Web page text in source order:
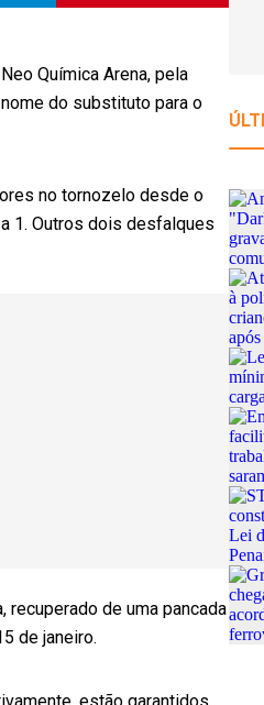
Química Arena, pela
do substituto para o
no tornozelo desde o
1. Outros dois desfalques
recuperado de uma pancada
de janeiro.